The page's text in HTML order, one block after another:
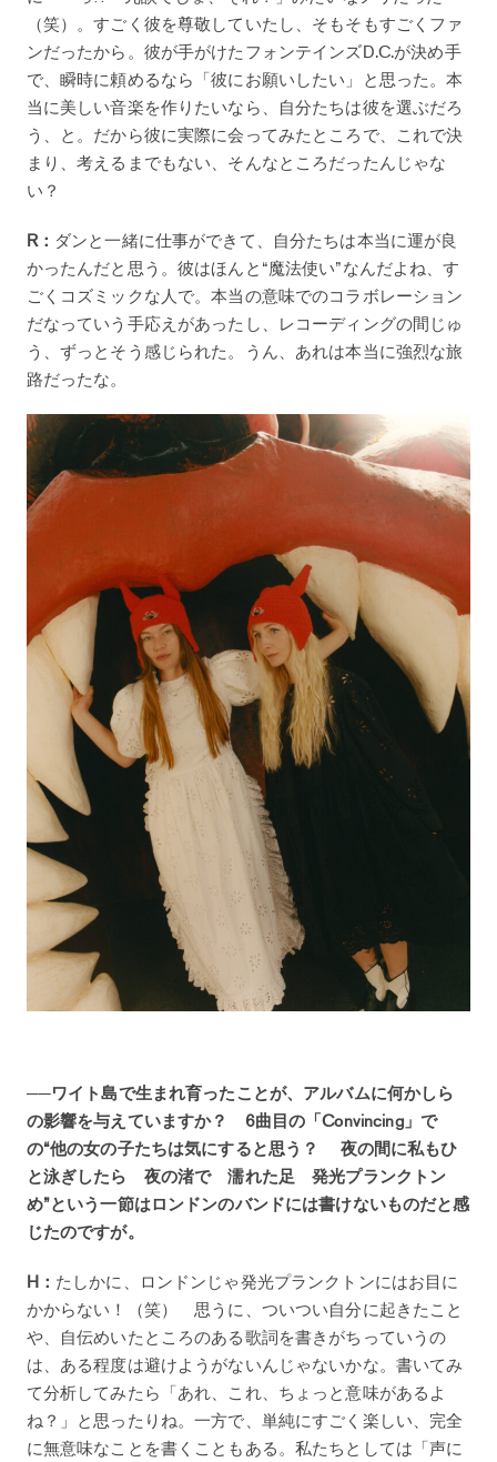
（笑）。すごく彼を尊敬していたし、そもそもすごくファ
ンだったから。彼が手がけたフォンテインズD.C.が決め手
で、瞬時に頼めるなら「彼にお願いしたい」と思った。本
当に美しい音楽を作りたいなら、自分たちは彼を選ぶだろ
う、と。だから彼に実際に会ってみたところで、これで決
まり、考えるまでもない、そんなところだったんじゃな
い？
R： ダンと一緒に仕事ができて、自分たちは本当に運が良
かったんだと思う。彼はほんと“魔法使い”なんだよね、す
ごくコズミックな人で。本当の意味でのコラボレーション
だなっていう手応えがあったし、レコーディングの間じゅ
う、ずっとそう感じられた。うん、あれは本当に強烈な旅
路だったな。
──ワイト島で生まれ育ったことが、アルバムに何かしら
の影響を与えていますか？ 6曲目の「Convincing」で
の“他の女の子たちは気にすると思う？ 夜の間に私もひ
と泳ぎしたら 夜の渚で 濡れた足 発光プランクトン
め”という一節はロンドンのバンドには書けないものだと感
じたのですが。
H： たしかに、ロンドンじゃ発光プランクトンにはお目に
かからない！（笑） 思うに、ついつい自分に起きたこと
や、自伝めいたところのある歌詞を書きがちっていうの
は、ある程度は避けようがないんじゃないかな。書いてみ
て分析してみたら「あれ、これ、ちょっと意味があるよ
ね？」と思ったりね。一方で、単純にすごく楽しい、完全
に無意味なことを書くこともある。私たちとしては「声に